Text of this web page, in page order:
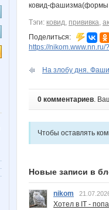
ковид-фашизма(формы
Тэги: ковид, прививка,
Поделиться:
https://nikom.www.nn.ru/
На злобу дня.
0 комментариев.
Чтобы оставлять
Новые записи в
nikom
Хотел в IT -